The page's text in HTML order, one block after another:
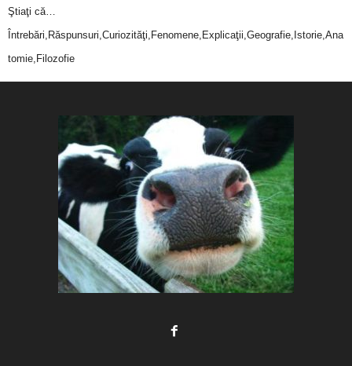
Ştiaţi că…
Întrebări,Răspunsuri,Curiozităţi,Fenomene,Explicaţii,Geografie,Istorie,Ana
tomie,Filozofie